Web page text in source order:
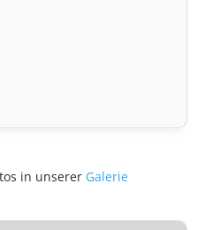
in unserer Galerie